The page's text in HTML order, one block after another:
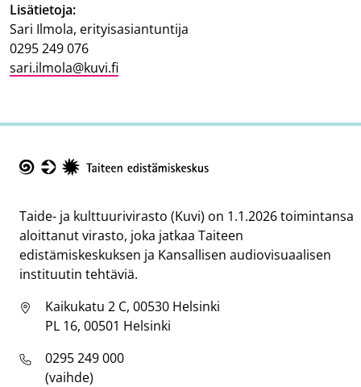
Lisätietoja:
Sari Ilmola, erityisasiantuntija
0295 249 076
sari.ilmola@kuvi.fi
Taide- ja kulttuurivirasto (Kuvi) on 1.1.2026 toimintansa
aloittanut virasto, joka jatkaa Taiteen
edistämiskeskuksen ja Kansallisen audiovisuaalisen
instituutin tehtäviä.
Kaikukatu 2 C, 00530 Helsinki
PL 16, 00501 Helsinki
0295 249 000
(vaihde)